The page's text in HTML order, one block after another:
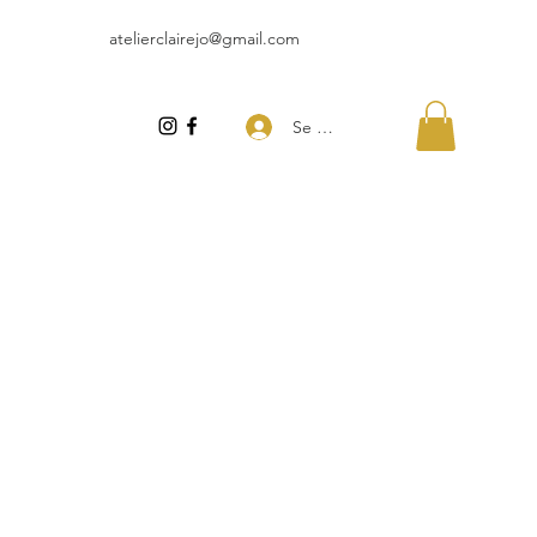
atelierclairejo@gmail.com
Se connecter